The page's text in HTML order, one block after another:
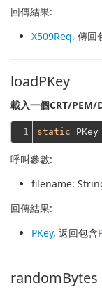
回傳結果:
X509Req, 傳回
loadPKey
載入一個CRT/PEM/
1 static
呼叫參數:
filename:
回傳結果:
PKey, 返回包含
randomBytes